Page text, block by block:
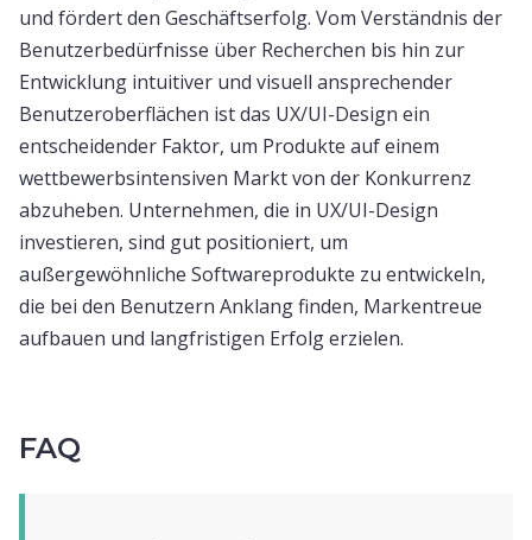
und fördert den Geschäftserfolg. Vom Verständnis der
Benutzerbedürfnisse über Recherchen bis hin zur
Entwicklung intuitiver und visuell ansprechender
Benutzeroberflächen ist das UX/UI-Design ein
entscheidender Faktor, um Produkte auf einem
wettbewerbsintensiven Markt von der Konkurrenz
abzuheben. Unternehmen, die in UX/UI-Design
investieren, sind gut positioniert, um
außergewöhnliche Softwareprodukte zu entwickeln,
die bei den Benutzern Anklang finden, Markentreue
aufbauen und langfristigen Erfolg erzielen.
FAQ